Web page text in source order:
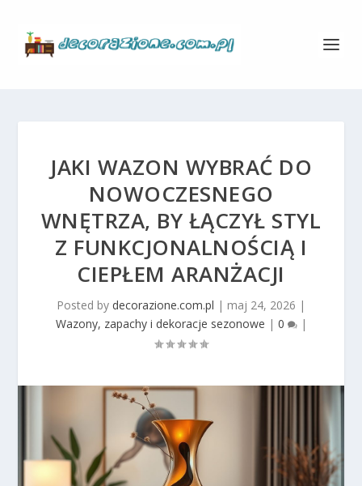
JAKI WAZON WYBRAĆ DO
NOWOCZESNEGO
WNĘTRZA, BY ŁĄCZYŁ STYL
Z FUNKCJONALNOŚCIĄ I
CIEPŁEM ARANŻACJI
Posted by decorazione.com.pl | maj 24, 2026 |
Wazony, zapachy i dekoracje sezonowe | 0 |